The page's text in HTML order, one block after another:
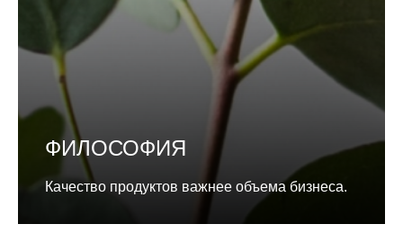
ФИЛОСОФИЯ
Качество продуктов важнее объема бизнеса.